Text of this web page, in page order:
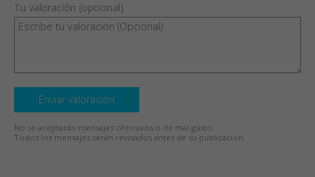
Tu valoración (opcional)
Enviar valoración
No se aceptarán mensajes ofensivos o de mal gusto.
Todos los mensajes serán revisados antes de su publicación.